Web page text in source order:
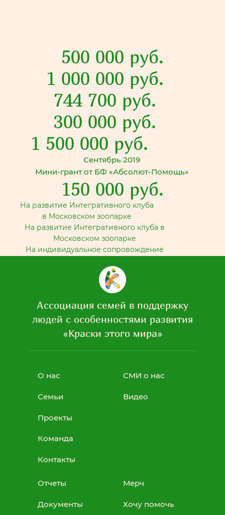
500 000 руб.
1 000 000 руб.
744 700 руб.
300 000 руб.
1 500 000 руб.
Сентябрь 2019
Мини-грант от БФ «Абсолют-Помощь»
150 000 руб.
На развитие Интегративного клуба
в Московском зоопарке
На развитие Интегративного клуба в
Московском зоопарке
На индивидуальное сопровождение
развития
На реализацию проекта "Повышение
профессиональных компетенций
команды в области онлайн
фандрайзинга"
Грант Фонда президентских грантов
Июнь 2023
Май 2025
Август 2020
Июль 2022
Минюст России включил нас
организаций - исполнителей
Ноябрь 2025
годового отчета» по
Ассоциация семей в поддержку
людей с особенностями развития
«Краски этого мира»
О нас
Семьи
Проекты
Команда
Контакты
СМИ о нас
Видео
Отчеты
Документы
Мерч
Хочу помочь